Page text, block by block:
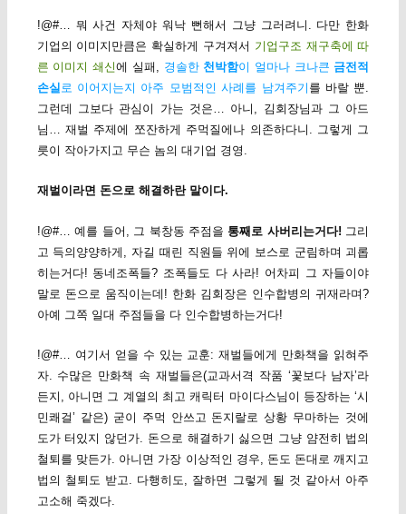
!@#… 뭐 사건 자체야 워낙 뻔해서 그냥 그러려니. 다만 한화
기업의 이미지만큼은 확실하게 구겨져서 기업구조 재구축에 따
른 이미지 쇄신에 실패, 경솔한 천박함이 얼마나 크나큰 금전적
손실로 이어지는지 아주 모범적인 사례를 남겨주기 를 바랄 뿐.
그런데 그보다 관심이 가는 것은… 아니, 김회장님과 그 아드
님… 재벌 주제에 쪼잔하게 주먹질에나 의존하다니. 그렇게 그
릇이 작아가지고 무슨 놈의 대기업 경영.
재벌이라면 돈으로 해결하란 말이다.
!@#… 예를 들어, 그 북창동 주점을 통째로 사버리는거다! 그리
고 득의양양하게, 자길 때린 직원들 위에 보스로 군림하며 괴롭
히는거다! 동네조폭들? 조폭들도 다 사라! 어차피 그 자들이야
말로 돈으로 움직이는데! 한화 김회장은 인수합병의 귀재라며?
아예 그쪽 일대 주점들을 다 인수합병하는거다!
!@#… 여기서 얻을 수 있는 교훈: 재벌들에게 만화책을 읽혀주
자. 수많은 만화책 속 재벌들은(교과서격 작품 ‘꽃보다 남자’라
든지, 아니면 그 계열의 최고 캐릭터 마이다스님이 등장하는 ‘시
민쾌걸’ 같은) 굳이 주먹 안쓰고 돈지랄로 상황 무마하는 것에
도가 터있지 않던가. 돈으로 해결하기 싫으면 그냥 얌전히 법의
철퇴를 맞든가. 아니면 가장 이상적인 경우, 돈도 돈대로 깨지고
법의 철퇴도 받고. 다행히도, 잘하면 그렇게 될 것 같아서 아주
고소해 죽겠다.